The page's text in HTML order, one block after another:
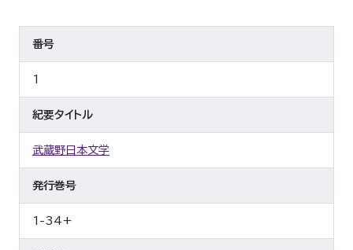
番号
1
紀要タイトル
武蔵野日本文学
発行巻号
1-34+